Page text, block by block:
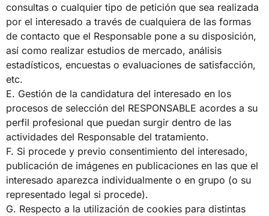
consultas o cualquier tipo de petición que sea realizada
por el interesado a través de cualquiera de las formas
de contacto que el Responsable pone a su disposición,
así como realizar estudios de mercado, análisis
estadísticos, encuestas o evaluaciones de satisfacción,
etc.
E. Gestión de la candidatura del interesado en los
procesos de selección del RESPONSABLE acordes a su
perfil profesional que puedan surgir dentro de las
actividades del Responsable del tratamiento.
F. Si procede y previo consentimiento del interesado,
publicación de imágenes en publicaciones en las que el
interesado aparezca individualmente o en grupo (o su
representado legal si procede).
G. Respecto a la utilización de cookies para distintas